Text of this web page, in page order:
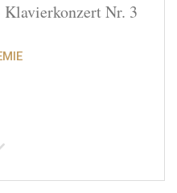
Klavierkonzert Nr. 3